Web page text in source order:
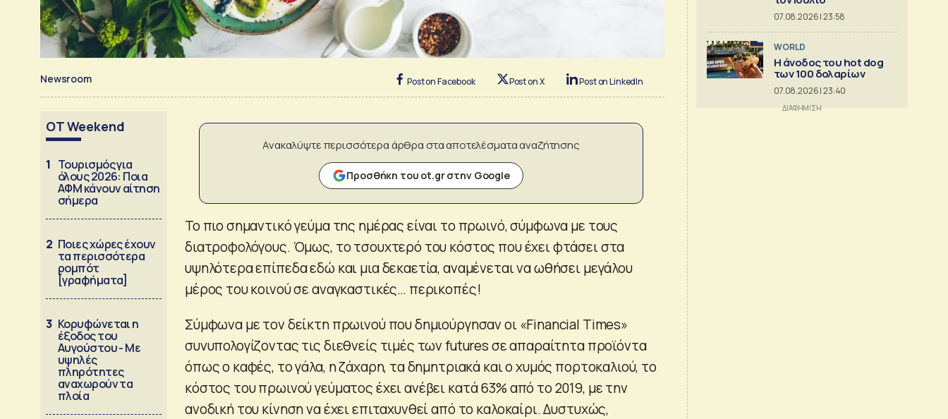
Newsroom Post on Facebook Post on X Post on LinkedIn
OT Weekend
1 Τουρισμός για
όλους 2026: Ποια
ΑΦΜ κάνουν αίτηση
σήμερα
2 Ποιες χώρες έχουν
τα περισσότερα
ρομπότ
[γραφήματα]
3 Κορυφώνεται η
έξοδος του
Αυγούστου - Με
υψηλές
πληρότητες
αναχωρούν τα
πλοία
Ανακαλύψτε περισσότερα άρθρα στα αποτελέσματα αναζήτησης
Προσθήκη του ot.gr στην Google
Το πιο σημαντικό γεύμα της ημέρας είναι το πρωινό, σύμφωνα με τους
διατροφολόγους. Όμως, το τσουχτερό του κόστος που έχει φτάσει στα
υψηλότερα επίπεδα εδώ και μια δεκαετία, αναμένεται να ωθήσει μεγάλου
μέρος του κοινού σε αναγκαστικές… περικοπές!
Σύμφωνα με τον δείκτη πρωινού που δημιούργησαν οι «Financial Times»
συνυπολογίζοντας τις διεθνείς τιμές των futures σε απαραίτητα προϊόντα
όπως ο καφές, το γάλα, η ζάχαρη, τα δημητριακά και ο χυμός πορτοκαλιού, το
κόστος του πρωινού γεύματος έχει ανέβει κατά 63% από το 2019, με την
ανοδική του κίνηση να έχει επιταχυνθεί από το καλοκαίρι. Δυστυχώς,
07.08.2026 | 23:58
WORLD
Η άνοδος του hot dog
των 100 δολαρίων
07.08.2026 | 23:40